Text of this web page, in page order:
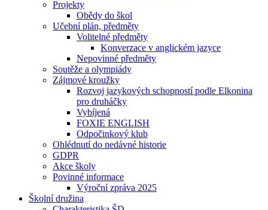
Projekty
Obědy do škol
Učební plán, předměty
Volitelné předměty
Konverzace v anglickém jazyce
Nepovinné předměty
Soutěže a olympiády
Zájmové kroužky
Rozvoj jazykových schopností podle Elkonina
pro druháčky
Vybíjená
FOXIE ENGLISH
Odpočinkový klub
Ohlédnutí do nedávné historie
GDPR
Akce školy
Povinné informace
Výroční zpráva 2025
Školní družina